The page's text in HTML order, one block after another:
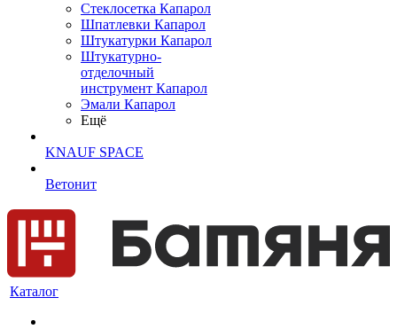
Cтеклосетка Капарол
Шпатлевки Капарол
Штукатурки Капарол
Штукатурно-
отделочный
инструмент Капарол
Эмали Капарол
Ещё
KNAUF SPACE
Ветонит
Каталог